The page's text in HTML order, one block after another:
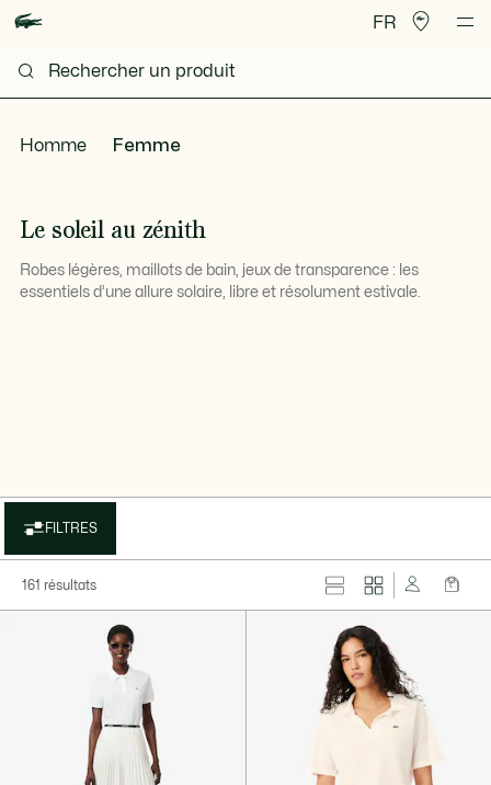
FR
Homme Femme
Le soleil au zénith
Robes légères, maillots de bain, jeux de transparence : les
essentiels d’une allure solaire, libre et résolument estivale.
FILTRES
161 résultats